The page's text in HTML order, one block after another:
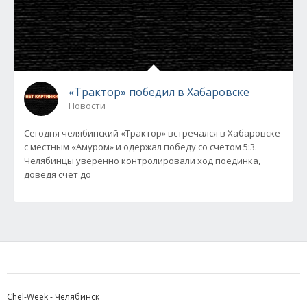
«Трактор» победил в Хабаровске
Новости
Сегодня челябинский «Трактор» встречался в Хабаровске
с местным «Амуром» и одержал победу со счетом 5:3.
Челябинцы уверенно контролировали ход поединка,
доведя счет до
Chel-Week - Челябинск